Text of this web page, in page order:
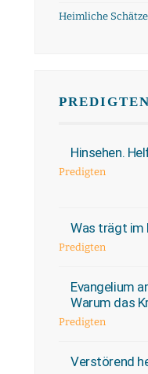
Heimliche Schätze
PREDIGTEN
Hinsehen.
Predigten
Was trägt im
Predigten
Evangelium
Warum das
Predigten
Verstörend